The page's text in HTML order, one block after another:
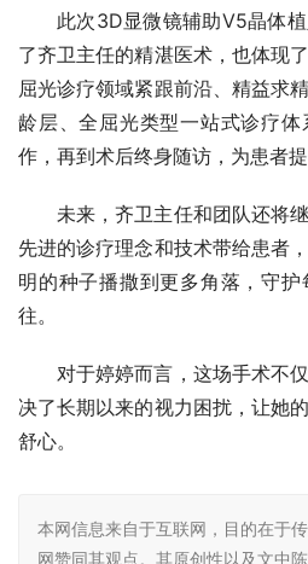
此次3D显微镜辅助V5晶体
了齐卫主任的精湛医术，也体现
屈光诊疗领域紧跟前沿、精益求
龄层、全屈光类型一站式诊疗
作，再到术后终身随访，为患者
未来，齐卫主任和团队还将
先进的诊疗理念和技术带给患者
明的种子播撒到更多角落，守
往。
对于婷婷而言，这场手术不
决了长期以来的视力困扰，让她
舒心。
本网信息来自于互联网，目的在于
网赞同其观点。其原创性以及文中